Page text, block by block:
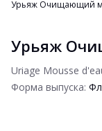
Урьяж Очищающий
Урьяж
Uriage Mousse
Форма выпуска: